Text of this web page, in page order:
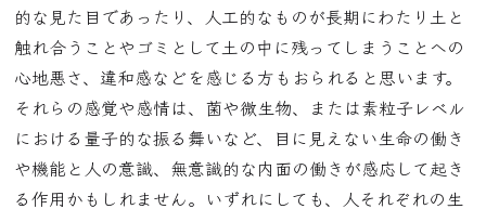
的な見た目であったり、人工的なものが長期にわたり土と
触れ合うことやゴミとして土の中に残ってしまうことへの
心地悪さ、違和感などを感じる方もおられると思います。
それらの感覚や感情は、菌や微生物、または素粒子レベル
における量子的な振る舞いなど、目に見えない生命の働き
や機能と人の意識、無意識的な内面の働きが感応して起き
る作用かもしれません。いずれにしても、人それぞれの生